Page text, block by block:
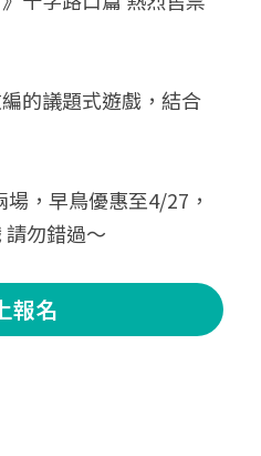
的議題式遊戲，結合
，早鳥優惠至4/27，
勿錯過～
報名